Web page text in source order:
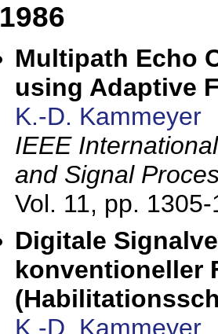
1986
Multipath Echo
using Adaptive
K.-D. Kammeyer
IEEE
and Signal
Vol. 11, pp.
Digitale
konventioneller
K.-D. Kammeyer